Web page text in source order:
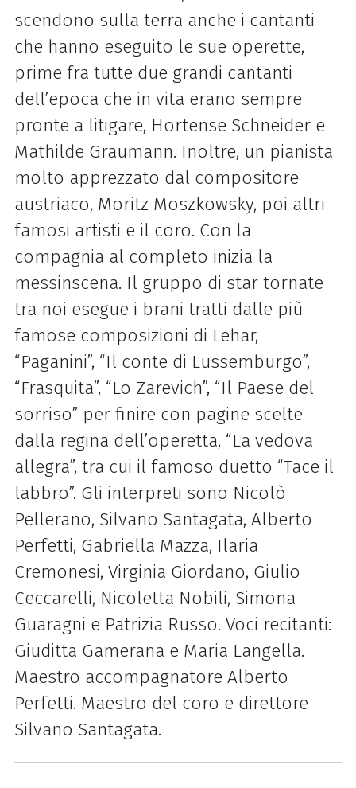
scendono sulla terra anche i cantanti
che hanno eseguito le sue operette,
prime fra tutte due grandi cantanti
dell’epoca che in vita erano sempre
pronte a litigare, Hortense Schneider e
Mathilde Graumann. Inoltre, un pianista
molto apprezzato dal compositore
austriaco, Moritz Moszkowsky, poi altri
famosi artisti e il coro. Con la
compagnia al completo inizia la
messinscena. Il gruppo di star tornate
tra noi esegue i brani tratti dalle più
famose composizioni di Lehar,
“Paganini”, “Il conte di Lussemburgo”,
“Frasquita”, “Lo Zarevich”, “Il Paese del
sorriso” per finire con pagine scelte
dalla regina dell’operetta, “La vedova
allegra”, tra cui il famoso duetto “Tace il
labbro”. Gli interpreti sono Nicolò
Pellerano, Silvano Santagata, Alberto
Perfetti, Gabriella Mazza, Ilaria
Cremonesi, Virginia Giordano, Giulio
Ceccarelli, Nicoletta Nobili, Simona
Guaragni e Patrizia Russo. Voci recitanti:
Giuditta Gamerana e Maria Langella.
Maestro accompagnatore Alberto
Perfetti. Maestro del coro e direttore
Silvano Santagata.